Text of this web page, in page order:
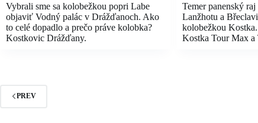
Vybrali sme sa kolobežkou popri Labe
objaviť Vodný palác v Drážďanoch. Ako
to celé dopadlo a prečo práve kolobka?
Kostkovic Drážďany.
Temer panenský
Lanžhotu a
kolobežkou
Kostka Tour Max a
PREV